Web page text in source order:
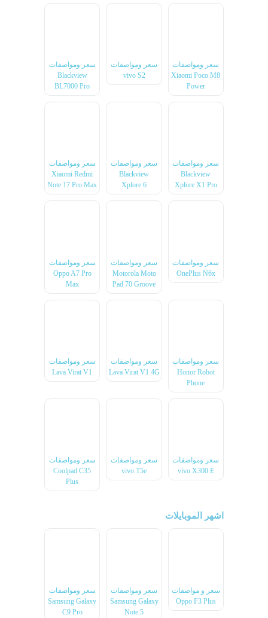
سعر ومواصفات
Xiaomi Poco M8
Power
سعر ومواصفات
vivo S2
سعر ومواصفات
Blackview
BL7000 Pro
سعر ومواصفات
Blackview
Xplore X1 Pro
سعر ومواصفات
Blackview
Xplore 6
سعر ومواصفات
Xiaomi Redmi
Note 17 Pro Max
سعر ومواصفات
OnePlus N6x
سعر ومواصفات
Motorola Moto
Pad 70 Groove
سعر ومواصفات
Oppo A7 Pro
Max
سعر ومواصفات
Honor Robot
Phone
سعر ومواصفات
Lava Virat V1 4G
سعر ومواصفات
Lava Virat V1
سعر ومواصفات
vivo X300 E
سعر ومواصفات
vivo T5e
سعر ومواصفات
Coolpad C35
Plus
اشهر الموبايلات
سعر و مواصفات
Oppo F3 Plus
سعر ومواصفات
Samsung Galaxy
Note 5
سعر ومواصفات
Samsung Galaxy
C9 Pro